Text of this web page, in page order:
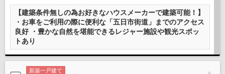
【建築条件無しの為お好きなハウスメーカーで建築可能！】
・お車をご利用の際に便利な「五日市街道」までのアクセス
良好 ・豊かな自然を堪能できるレジャー施設や観光スポッ
トあり
新築一戸建て